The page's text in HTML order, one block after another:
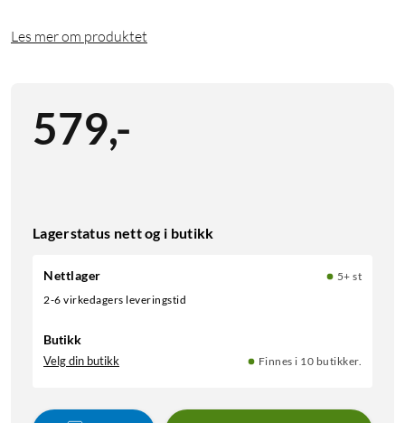
Les mer om produktet
579,-
Lagerstatus nett og i butikk
Nettlager
5+ st
2-6 virkedagers leveringstid
Butikk
Velg din butikk Finnes i 10 butikker.